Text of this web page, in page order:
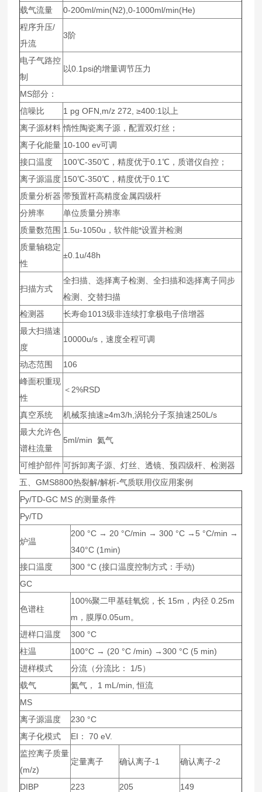
载气流量
0-200ml/min(N2),0-1000ml/min(He)
程序升压/
升流
3阶
电子气路控
制
以0.1psi的增量调节压力
MS部分：
信噪比
1 pg OFN,m/z 272, ≥400:1以上
离子源材料 惰性陶瓷离子源，配置双灯丝；
离子化能量 10-100 ev可调
接口温度
100℃-350℃，精度优于0.1℃，质谱仪自控；
离子源温度 150℃-350℃，精度优于0.1℃
质量分析器 带预置杆高精度金属四级杆
分辨率
单位质量分辨率
质量数范围 1.5u-1050u，软件能*设置并检测
质量轴稳定
性
±0.1u/48h
扫描方式
全扫描、选择离子检测、全扫描和选择离子同步
检测、交替扫描
检测器
长寿命1013级非连续打拿极电子倍增器
最大扫描速
度
10000u/s，速度全程可调
动态范围
106
峰面积重现
性
＜2%RSD
真空系统
机械泵抽速≥4m3/h,涡轮分子泵抽速250L/s
最大允许色
谱柱流量
5ml/min 氦气
可维护部件 可拆卸离子源、灯丝、透镜、预四级杆、检测器
五、GMS8800热裂解/解析-气质联用仪应用案例
Py/TD-GC MS 的测量条件
Py/TD
炉温
200 °C → 20 °C/min → 300 °C →5 °C/min →
340°C (1min)
接口温度
300 °C (接口温度控制方式：手动)
GC
色谱柱
100%聚二甲基硅氧烷，长 15m，内径 0.25m
m，膜厚0.05um。
进样口温度
300 °C
柱温
100°C → (20 °C /min) →300 °C (5 min)
进样模式
分流（分流比： 1/5）
载气
氦气， 1 mL/min, 恒流
MS
离子源温度
230 °C
离子化模式
EI： 70 eV.
监控离子质量
(m/z)
定量离子 确认离子-1 确认离子-2
DIBP 223 205
149